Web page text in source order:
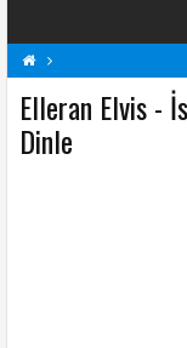
E Elleran Elvis Şarkı
Elleran Elvis -
Dinle